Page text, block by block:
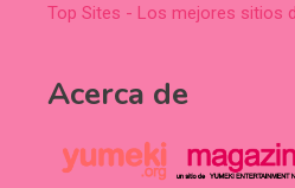
Top Sites - Los mejores sitios
Acerca de